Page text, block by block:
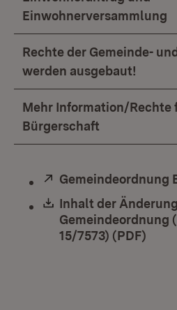
Einwohnerversammlung
Rechte der Gemeinde-
werden ausgebaut!
Mehr Information/Rechte
Bürgerschaft
Extern:
Gemeindeordnung
Download:
Inhalt der
Gemeindeordnung
15/7573) (PDF)